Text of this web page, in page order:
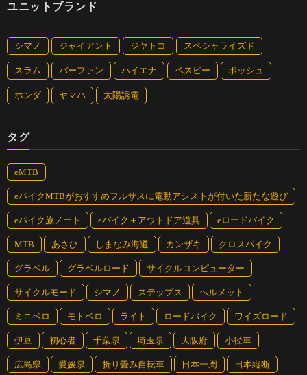
ユニットブランド
シマノ ジャイアント ジヤトコ スペシャライズド
スラム バーファン ハイエナ ベスビー ボッシュ
ホンダ ヤマハ 太陽誘電
タグ
eMTB
eバイクMTBがおすすめフルサスに電動アシストが付いた新たな遊び
eバイク旅ノート eバイク＋アウトドア道具 eロードバイク
MTB あさひ しまなみ海道 カンザキ クロスバイク
グラベル グラベルロード サイクルコンピューター
サイクルモード シマノ ステップス ヘルメット
ミニベロ モトベロ ライト ロードバイク ワイズロード
伊豆 初心者 千葉県 埼玉県 大阪府 小径車
広島県 愛媛県 折り畳み自転車 日本一周 日本縦断